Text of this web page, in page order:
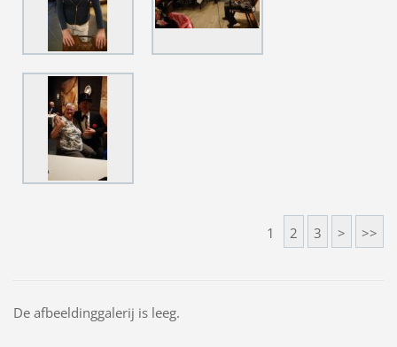
1 2 3 > >>
De afbeeldinggalerij is leeg.